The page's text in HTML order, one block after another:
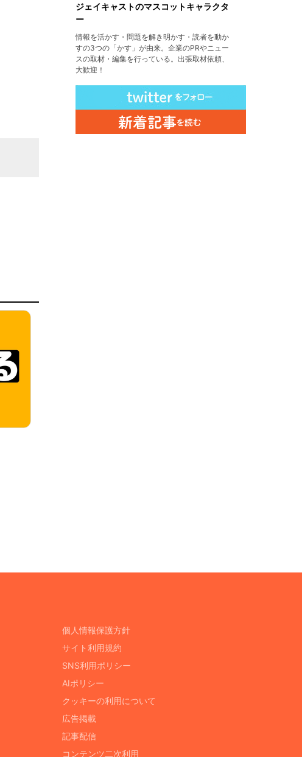
ジェイキャストのマスコットキャラクタ
ー
情報を活かす・問題を解き明かす・読者を動か
すの3つの「かす」が由来。企業のPRやニュー
スの取材・編集を行っている。出張取材依頼、
大歓迎！
個人情報保護方針
サイト利用規約
SNS利用ポリシー
AIポリシー
クッキーの利用について
広告掲載
記事配信
コンテンツ二次利用